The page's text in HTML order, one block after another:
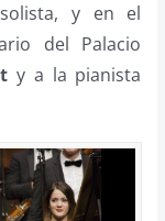
y en el
del Palacio
y a la pianista